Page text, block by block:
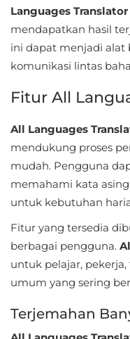
Strategi
Trivia
Word
Apps
Art
&
Design
Auto
&
Beauty
Languages Translator
mendapatkan hasil
ini dapat menjadi
komunikasi lintas
Fitur All
All Languages
mendukung proses
mudah. Pengguna
memahami kata
untuk kebutuhan
Fitur yang tersedia
berbagai pengguna.
untuk pelajar,
umum yang sering
Terjemahan